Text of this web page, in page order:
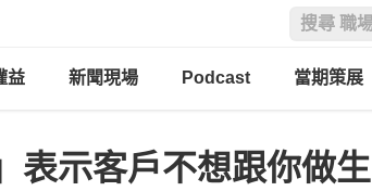
益 新聞現場 Podcast 當期策展
表示客戶不想跟你做生